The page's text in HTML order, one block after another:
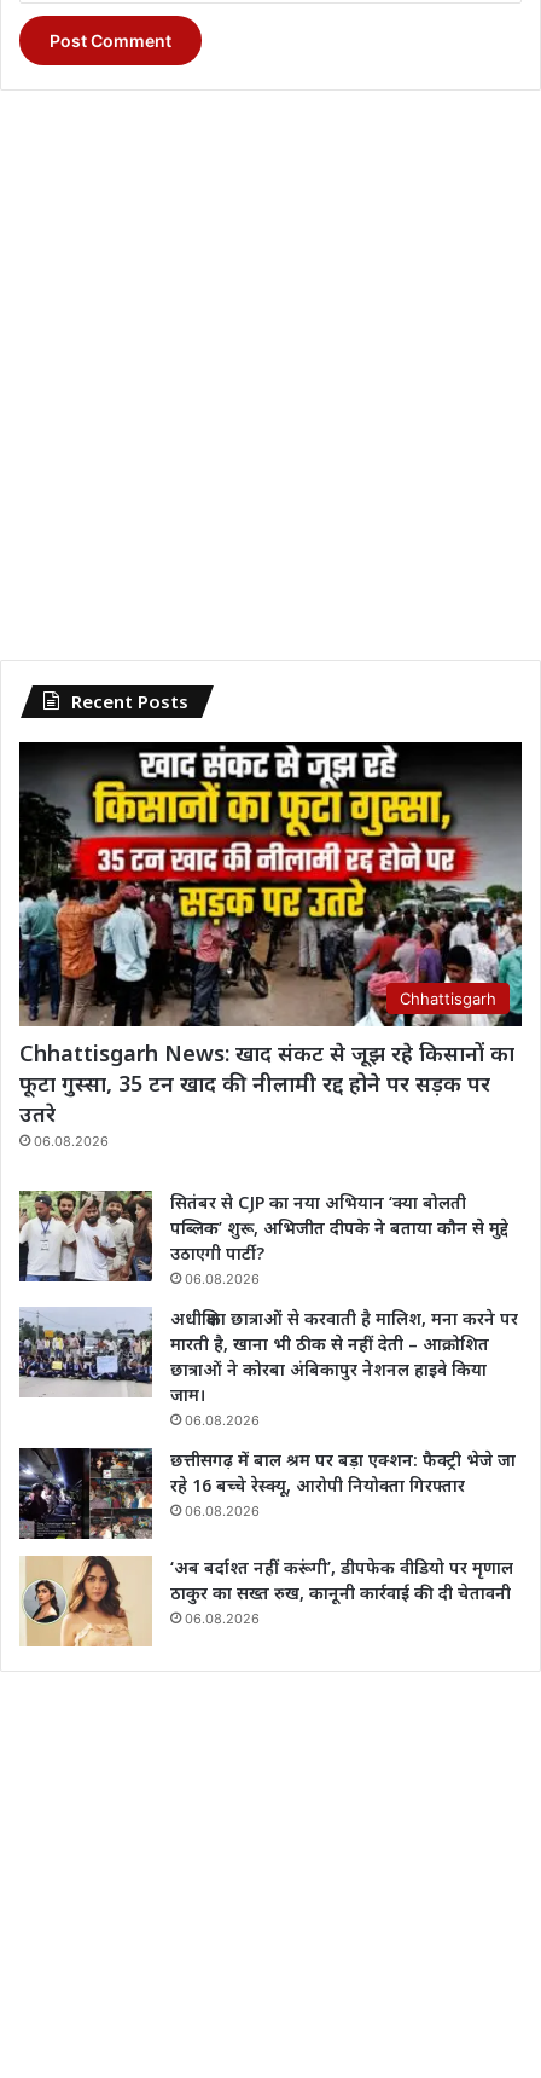
Recent Posts
Chhattisgarh
Chhattisgarh News: खाद संकट से जूझ रहे किसानों का
फूटा गुस्सा, 35 टन खाद की नीलामी रद्द होने पर सड़क पर
उतरे
06.08.2026
सितंबर से CJP का नया अभियान ‘क्या बोलती
पब्लिक’ शुरू, अभिजीत दीपके ने बताया कौन से मुद्दे
उठाएगी पार्टी?
06.08.2026
अधीक्षिका छात्राओं से करवाती है मालिश, मना करने पर
मारती है, खाना भी ठीक से नहीं देती – आक्रोशित
छात्राओं ने कोरबा अंबिकापुर नेशनल हाइवे किया
जाम।
06.08.2026
छत्तीसगढ़ में बाल श्रम पर बड़ा एक्शन: फैक्ट्री भेजे जा
रहे 16 बच्चे रेस्क्यू, आरोपी नियोक्ता गिरफ्तार
06.08.2026
‘अब बर्दाश्त नहीं करूंगी’, डीपफेक वीडियो पर मृणाल
ठाकुर का सख्त रुख, कानूनी कार्रवाई की दी चेतावनी
06.08.2026